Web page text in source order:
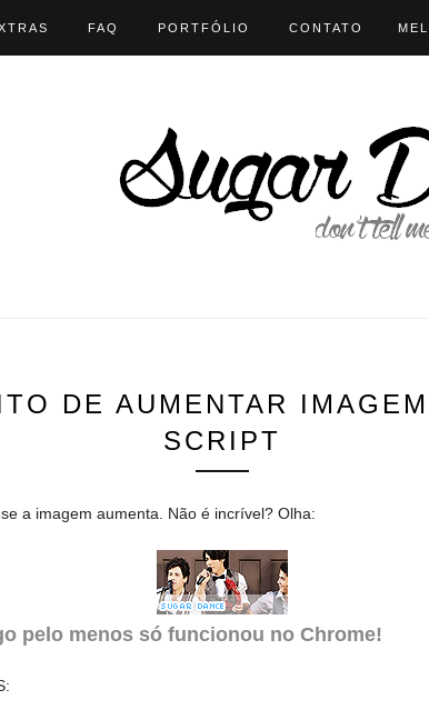
FAQ PORTFÓLIO CONTATO
DE AUMENTAR
SCRIPT
a imagem aumenta. Não é incrível? Olha:
pelo menos só funcionou no Chrome!